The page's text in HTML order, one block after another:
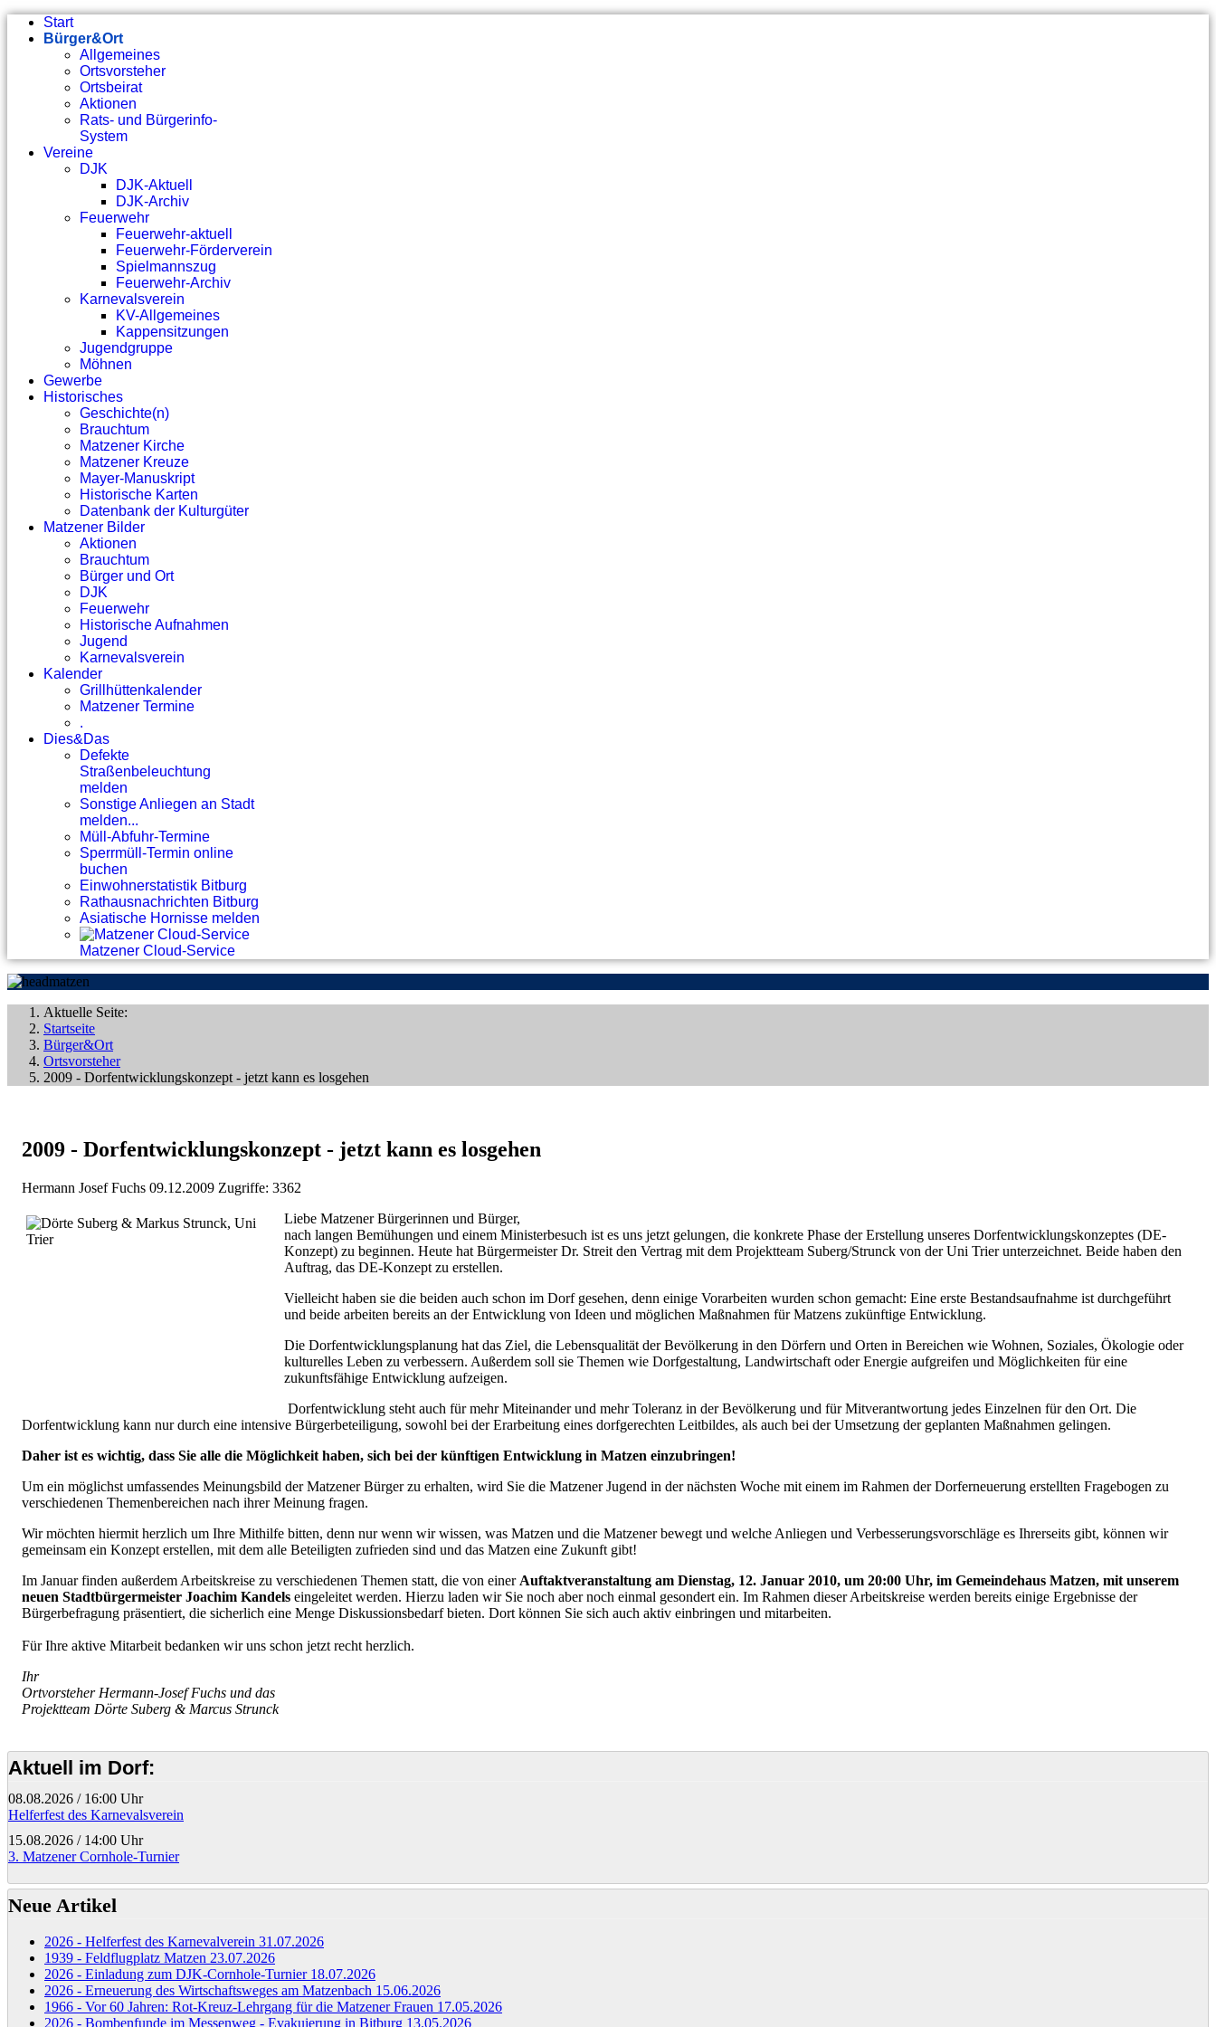
Start
Bürger&Ort
Allgemeines
Ortsvorsteher
Ortsbeirat
Aktionen
Rats- und Bürgerinfo-
System
Vereine
DJK
DJK-Aktuell
DJK-Archiv
Feuerwehr
Feuerwehr-aktuell
Feuerwehr-Förderverein
Spielmannszug
Feuerwehr-Archiv
Karnevalsverein
KV-Allgemeines
Kappensitzungen
Jugendgruppe
Möhnen
Gewerbe
Historisches
Geschichte(n)
Brauchtum
Matzener Kirche
Matzener Kreuze
Mayer-Manuskript
Historische Karten
Datenbank der Kulturgüter
Matzener Bilder
Aktionen
Brauchtum
Bürger und Ort
DJK
Feuerwehr
Historische Aufnahmen
Jugend
Karnevalsverein
Kalender
Grillhüttenkalender
Matzener Termine
.
Dies&Das
Defekte
Straßenbeleuchtung
melden
Sonstige Anliegen an Stadt
melden...
Müll-Abfuhr-Termine
Sperrmüll-Termin online
buchen
Einwohnerstatistik Bitburg
Rathausnachrichten Bitburg
Asiatische Hornisse melden
Matzener Cloud-Service
Aktuelle Seite:
Startseite
Bürger&Ort
Ortsvorsteher
2009 - Dorfentwicklungskonzept - jetzt kann es losgehen
2009 - Dorfentwicklungskonzept - jetzt kann es losgehen
Hermann Josef Fuchs 09.12.2009 Zugriffe: 3362
Liebe Matzener Bürgerinnen und Bürger,
nach langen Bemühungen und einem Ministerbesuch ist es uns jetzt gelungen, die konkrete Phase der Erstellung unseres Dorfentwicklungskonzeptes (DE-
Konzept) zu beginnen. Heute hat Bürgermeister Dr. Streit den Vertrag mit dem Projektteam Suberg/Strunck von der Uni Trier unterzeichnet. Beide haben den
Auftrag, das DE-Konzept zu erstellen.
Vielleicht haben sie die beiden auch schon im Dorf gesehen, denn einige Vorarbeiten wurden schon gemacht: Eine erste Bestandsaufnahme ist durchgeführt
und beide arbeiten bereits an der Entwicklung von Ideen und möglichen Maßnahmen für Matzens zukünftige Entwicklung.
Die Dorfentwicklungsplanung hat das Ziel, die Lebensqualität der Bevölkerung in den Dörfern und Orten in Bereichen wie Wohnen, Soziales, Ökologie oder
kulturelles Leben zu verbessern. Außerdem soll sie Themen wie Dorfgestaltung, Landwirtschaft oder Energie aufgreifen und Möglichkeiten für eine
zukunftsfähige Entwicklung aufzeigen.
Dorfentwicklung steht auch für mehr Miteinander und mehr Toleranz in der Bevölkerung und für Mitverantwortung jedes Einzelnen für den Ort. Die
Dorfentwicklung kann nur durch eine intensive Bürgerbeteiligung, sowohl bei der Erarbeitung eines dorfgerechten Leitbildes, als auch bei der Umsetzung der geplanten Maßnahmen gelingen.
Daher ist es wichtig, dass Sie alle die Möglichkeit haben, sich bei der künftigen Entwicklung in Matzen einzubringen!
Um ein möglichst umfassendes Meinungsbild der Matzener Bürger zu erhalten, wird Sie die Matzener Jugend in der nächsten Woche mit einem im Rahmen der Dorferneuerung erstellten Fragebogen zu
verschiedenen Themenbereichen nach ihrer Meinung fragen.
Wir möchten hiermit herzlich um Ihre Mithilfe bitten, denn nur wenn wir wissen, was Matzen und die Matzener bewegt und welche Anliegen und Verbesserungsvorschläge es Ihrerseits gibt, können wir
gemeinsam ein Konzept erstellen, mit dem alle Beteiligten zufrieden sind und das Matzen eine Zukunft gibt!
Im Januar finden außerdem Arbeitskreise zu verschiedenen Themen statt, die von einer Auftaktveranstaltung am Dienstag, 12. Januar 2010, um 20:00 Uhr, im Gemeindehaus Matzen, mit unserem
neuen Stadtbürgermeister Joachim Kandels eingeleitet werden. Hierzu laden wir Sie noch aber noch einmal gesondert ein. Im Rahmen dieser Arbeitskreise werden bereits einige Ergebnisse der
Bürgerbefragung präsentiert, die sicherlich eine Menge Diskussionsbedarf bieten. Dort können Sie sich auch aktiv einbringen und mitarbeiten.
Für Ihre aktive Mitarbeit bedanken wir uns schon jetzt recht herzlich.
Ihr
Ortvorsteher Hermann-Josef Fuchs und das
Projektteam Dörte Suberg & Marcus Strunck
Aktuell im Dorf:
08.08.2026 / 16:00 Uhr
Helferfest des Karnevalsverein
15.08.2026 / 14:00 Uhr
3. Matzener Cornhole-Turnier
Neue Artikel
2026 - Helferfest des Karnevalverein 31.07.2026
1939 - Feldflugplatz Matzen 23.07.2026
2026 - Einladung zum DJK-Cornhole-Turnier 18.07.2026
2026 - Erneuerung des Wirtschaftsweges am Matzenbach 15.06.2026
1966 - Vor 60 Jahren: Rot-Kreuz-Lehrgang für die Matzener Frauen 17.05.2026
2026 - Bombenfunde im Messenweg - Evakuierung in Bitburg 13.05.2026